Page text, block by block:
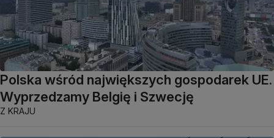
Polska wśród największych gospodarek UE.
Wyprzedzamy Belgię i Szwecję
Z KRAJU